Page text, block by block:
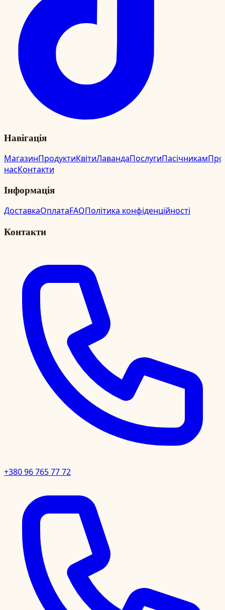
Навігація
МагазинПродуктиКвітиЛавандаПослугиПасічникамПро
насКонтакти
Інформація
ДоставкаОплатаFAQПолітика конфіденційності
Контакти
+380 96 765 77 72